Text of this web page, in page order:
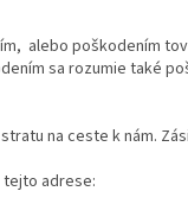
alebo poškodením
sa rozumie také
na ceste k nám.
tejto adrese: